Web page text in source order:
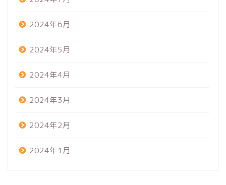
2024年6月
2024年5月
2024年4月
2024年3月
2024年2月
2024年1月